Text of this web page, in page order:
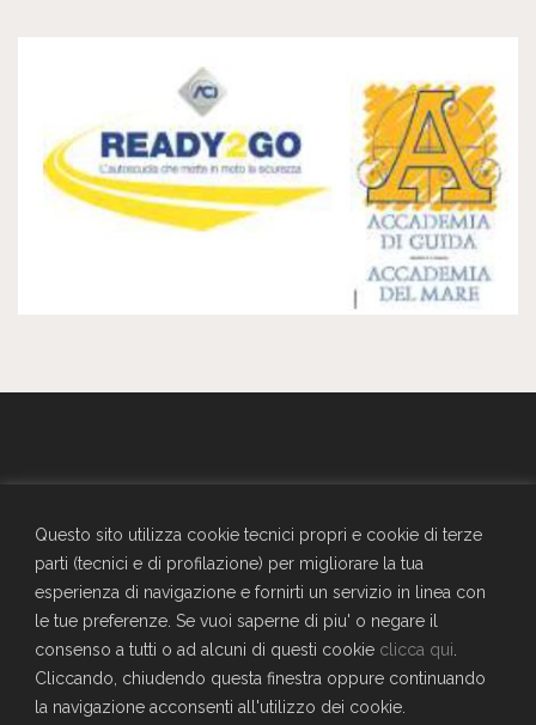
Questo sito utilizza cookie tecnici propri e cookie di terze
parti (tecnici e di profilazione) per migliorare la tua
esperienza di navigazione e fornirti un servizio in linea con
le tue preferenze. Se vuoi saperne di piu' o negare il
consenso a tutti o ad alcuni di questi cookie clicca qui
Cliccando, chiudendo questa finestra oppure continuando
la navigazione acconsenti all'utilizzo dei cookie.
SEDE SOCIALE
Largo Don Bonifacio 1, 34125 Trieste
Telefono: 040671198
CF. 90025330326
craltrieste@generali.com
Vuoi diventare socio del Circolo?